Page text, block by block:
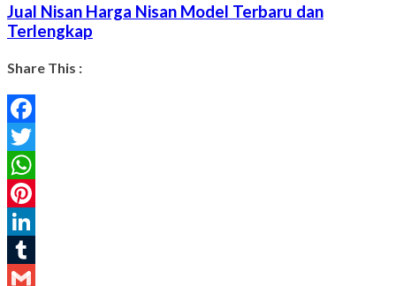
Jual Nisan Harga Nisan Model Terbaru dan
Terlengkap
Share This :
Facebook
Twitter
WhatsApp
Pinterest
LinkedIn
Tumblr